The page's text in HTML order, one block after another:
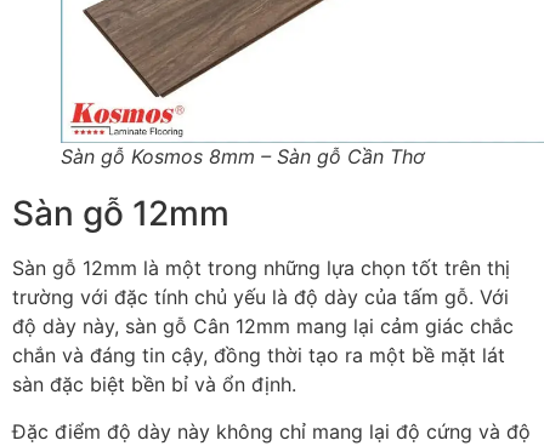
Sàn gỗ Kosmos 8mm – Sàn gỗ Cần Thơ
Sàn gỗ 12mm
Sàn gỗ 12mm là một trong những lựa chọn tốt trên thị
trường với đặc tính chủ yếu là độ dày của tấm gỗ. Với
độ dày này, sàn gỗ Cân 12mm mang lại cảm giác chắc
chắn và đáng tin cậy, đồng thời tạo ra một bề mặt lát
sàn đặc biệt bền bỉ và ổn định.
Đặc điểm độ dày này không chỉ mang lại độ cứng và độ